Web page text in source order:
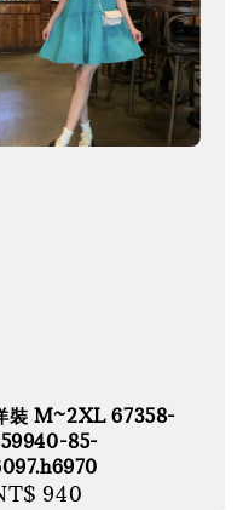
裝 M~2XL 67358-
85-
940